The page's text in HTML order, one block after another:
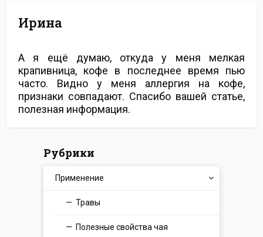
Ирина
А я ещё думаю, откуда у меня мелкая
крапивница, кофе в последнее время пью
часто. Видно у меня аллергия на кофе,
признаки совпадают. Спасибо вашей статье,
полезная информация.
Рубрики
Применение
Травы
Полезные свойства чая